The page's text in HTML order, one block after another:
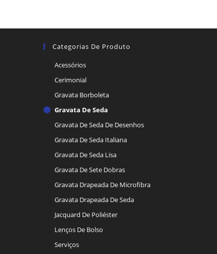
Categorias De Produto
Acessórios
Cerimonial
Gravata Borboleta
Gravata De Seda
Gravata De Seda De Desenhos
Gravata De Seda Italiana
Gravata De Seda Lisa
Gravata De Sete Dobras
Gravata Drapeada De Microfibra
Gravata Drapeada De Seda
Jacquard De Poliéster
Lenços De Bolso
Serviços